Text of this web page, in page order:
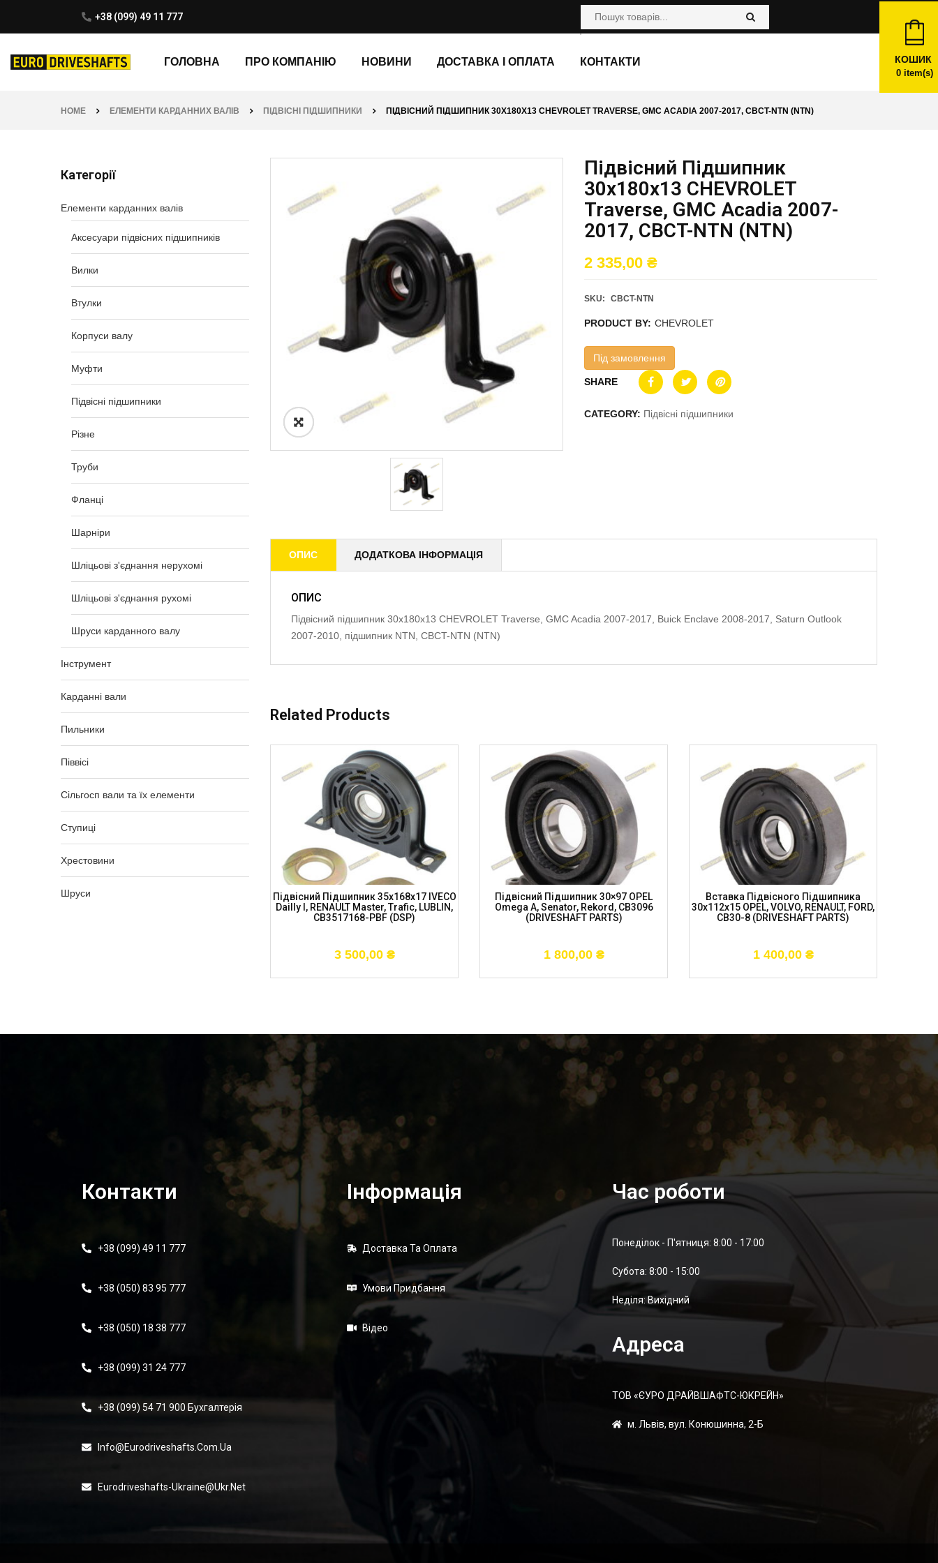
+38 (099) 49 11 777
ГОЛОВНА ПРО КОМПАНІЮ НОВИНИ ДОСТАВКА І ОПЛАТА КОНТАКТИ КОШИК
0item(s)
HOME ЕЛЕМЕНТИ КАРДАННИХ ВАЛІВ ПІДВІСНІ ПІДШИПНИКИ ПІДВІСНИЙ ПІДШИПНИК 30X180X13 CHEVROLET TRAVERSE, GMC ACADIA 2007-2017, CBCT-NTN (NTN)
Категорії
Елементи карданних валів
Аксесуари підвісних підшипників
Вилки
Втулки
Корпуси валу
Муфти
Підвісні підшипники
Різне
Труби
Фланці
Шарніри
Шліцьові з'єднання нерухомі
Шліцьові з'єднання рухомі
Шруси карданного валу
Інструмент
Карданні вали
Пильники
Піввісі
Сільгосп вали та їх елементи
Ступиці
Хрестовини
Шруси
Підвісний Підшипник
30x180x13 CHEVROLET
Traverse, GMC Acadia 2007-
2017, CBCT-NTN (NTN)
2 335,00 ₴
SKU: CBCT-NTN
PRODUCT BY: CHEVROLET
Під замовлення
SHARE
CATEGORY: Підвісні підшипники
ОПИС ДОДАТКОВА ІНФОРМАЦІЯ
ОПИС
Підвісний підшипник 30x180x13 CHEVROLET Traverse, GMC Acadia 2007-2017, Buick Enclave 2008-2017, Saturn Outlook
2007-2010, підшипник NTN, CBCT-NTN (NTN)
Related Products
Вставка Підвісного Підшипника
Підвісний Підшипник 35x168x17 IVECO
Dailly I, RENAULT Master, Trafic, LUBLIN,
CB3517168-PBF (DSP)
3 500,00 ₴
Підвісний Підшипник 30×97 OPEL
Omega A, Senator, Rekord, CB3096
(DRIVESHAFT PARTS)
1 800,00 ₴
Вставка Підвісного Підшипника
30x112x15 OPEL, VOLVO, RENAULT, FORD,
CB30-8 (DRIVESHAFT PARTS)
1 400,00 ₴
Контакти
+38 (099) 49 11 777
+38 (050) 83 95 777
+38 (050) 18 38 777
+38 (099) 31 24 777
+38 (099) 54 71 900 Бухгалтерія
Info@eurodriveshafts.com.ua
Eurodriveshafts-Ukraine@ukr.net
Інформація
Доставка Та Оплата
Умови Придбання
Відео
Час роботи
Понеділок - П'ятниця: 8:00 - 17:00
Суботa: 8:00 - 15:00
Неділя: Вихідний
Адреса
ТОВ «ЄУРО ДРАЙВШАФТC-ЮКРЕЙН»
м. Львів, вул. Конюшинна, 2-Б